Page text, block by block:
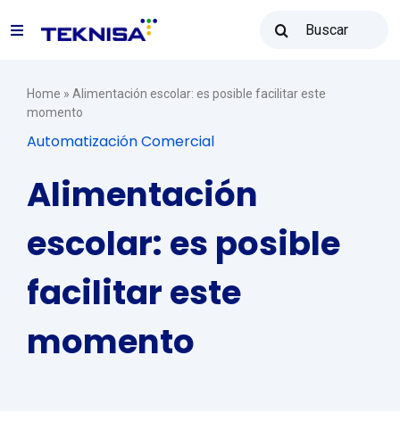
para
resultados
Toggle
Soluções
Vendas: (31) 2122-2300
Contato
Home » Alimentación escolar: es posible facilitar este
momento
Automatización Comercial
Alimentación
escolar: es posible
facilitar este
momento